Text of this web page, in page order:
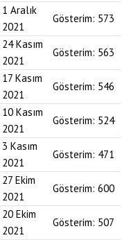
1 Aralık
2021
Gösterim: 573
24 Kasım
2021
Gösterim: 563
17 Kasım
2021
Gösterim: 546
10 Kasım
2021
Gösterim: 524
3 Kasım
2021
Gösterim: 471
27 Ekim
2021
Gösterim: 600
20 Ekim
2021
Gösterim: 507